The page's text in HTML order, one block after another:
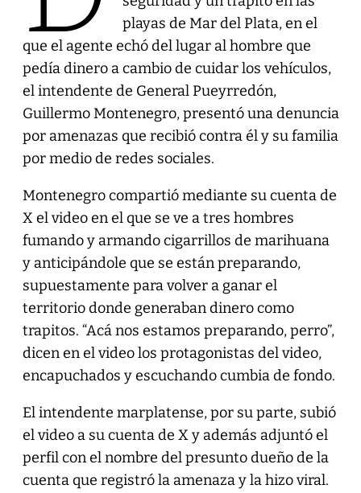
playas de Mar del Plata, en el
que el agente echó del lugar al hombre que
pedía dinero a cambio de cuidar los vehículos,
el intendente de General Pueyrredón,
Guillermo Montenegro, presentó una denuncia
por amenazas que recibió contra él y su familia
por medio de redes sociales.
Montenegro compartió mediante su cuenta de
X el video en el que se ve a tres hombres
fumando y armando cigarrillos de marihuana
y anticipándole que se están preparando,
supuestamente para volver a ganar el
territorio donde generaban dinero como
trapitos. “Acá nos estamos preparando, perro”,
dicen en el video los protagonistas del video,
encapuchados y escuchando cumbia de fondo.
El intendente marplatense, por su parte, subió
el video a su cuenta de X y además adjuntó el
perfil con el nombre del presunto dueño de la
cuenta que registró la amenaza y la hizo viral.